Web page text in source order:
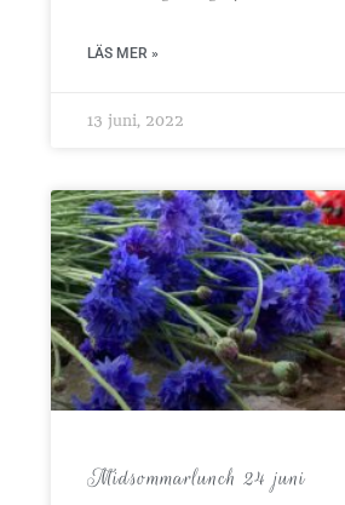
LÄS MER »
13 juni, 2022
Midsommarlunch 24 juni